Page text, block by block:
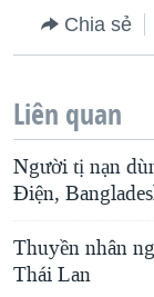
Chia sẻ
Liên quan
Người tị nạn
Điện,
Thuyền nhân
Thái Lan